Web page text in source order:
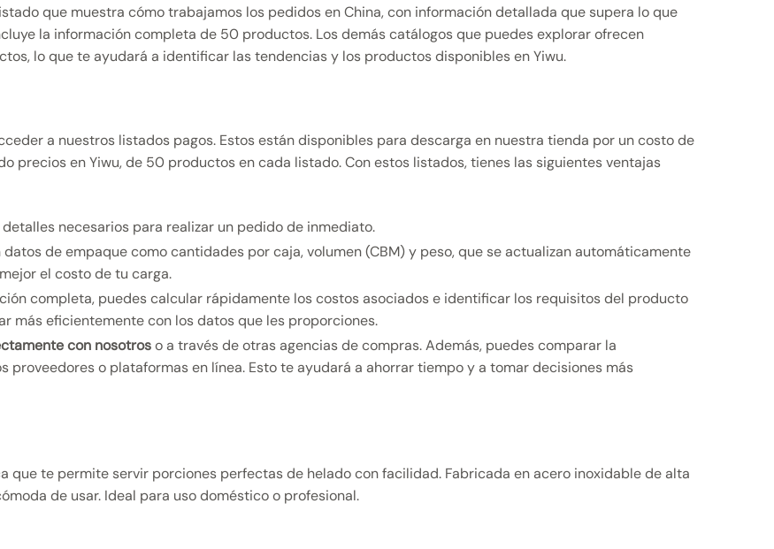
que muestra cómo trabajamos los pedidos en China, con información detallada que supera lo que
la información completa de 50 productos. Los demás catálogos que puedes explorar ofrecen
lo que te ayudará a identificar las tendencias y los productos disponibles en Yiwu.
a nuestros listados pagos. Estos están disponibles para descarga en nuestra tienda por un costo de
precios en Yiwu, de 50 productos en cada listado. Con estos listados, tienes las siguientes ventajas
necesarios para realizar un pedido de inmediato.
de empaque como cantidades por caja, volumen (CBM) y peso, que se actualizan automáticamente
el costo de tu carga.
completa, puedes calcular rápidamente los costos asociados e identificar los requisitos del producto
más eficientemente con los datos que les proporciones.
con nosotroso a través de otras agencias de compras. Además, puedes comparar la
proveedores o plataformas en línea. Esto te ayudará a ahorrar tiempo y a tomar decisiones más
que te permite servir porciones perfectas de helado con facilidad. Fabricada en acero inoxidable de alta
de usar. Ideal para uso doméstico o profesional.